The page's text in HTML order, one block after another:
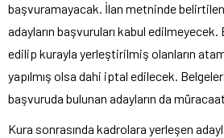
başvuramayacak. İlan metninde
adayların başvuruları kabul
edilip kurayla yerleştirilmiş olanların
yapılmış olsa dahi iptal edilecek.
başvuruda bulunan adayların da
Kura sonrasında kadrolara yerleşen